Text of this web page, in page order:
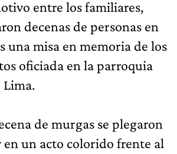
entre los familiares,
decenas de personas en
una misa en memoria de los
oficiada en la parroquia
Lima.
de murgas se plegaron
en un acto colorido frente al